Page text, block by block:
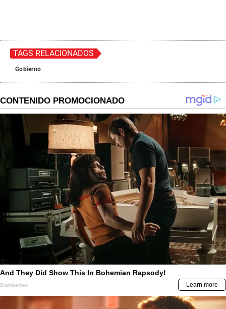
TAGS RELACIONADOS
Gobierno